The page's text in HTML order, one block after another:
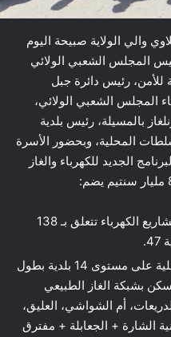
والي الولاية صبيحة اليوم
رفقة السيد رئيس المجلس الشعبي الولائي
للأمن، رئيس دائرة جبل
المجلس الشعبي الولائي،
بالمسيلة، رئيس بلدية
المحلية، وبحضور الأسرة
الجديد للكهرباء والغاز
منها 522 مليار سنتيم لإنجاز مشاريع الكهرباء تتعلق بـ 138
357 مليار سنتيم لإنجاز 15 عملية على مستوى 14 بلدية بطول
842 كلم للربط 8915 مسكن بشبكة الغاز الطبيعي
أم الشواشي، العليق،
الشارة + الجعابلة + مفترق